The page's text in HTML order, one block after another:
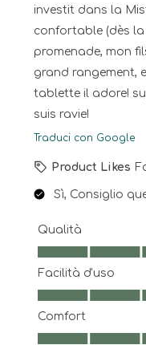
investit dans la
confortable (dès la
promenade, mon
grand rangement,
tablette il adore!
suis ravie!
Traduci con Google
Product Likes
Sì, Consiglio
Qualità
Qualità, 5.0 su 5
Facilità d'uso
Facilità d'uso, 5.0
Comfort
Comfort, 5.0 su 5